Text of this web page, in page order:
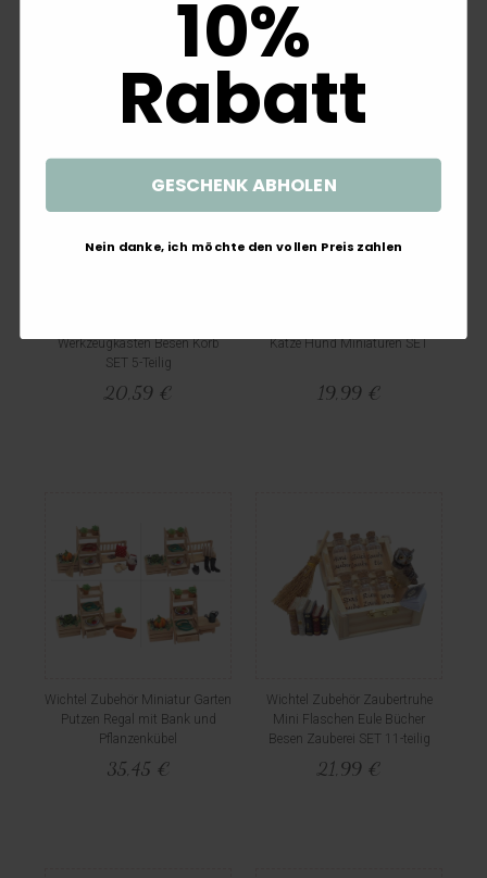
Werkzeugkasten Besen Korb
SET 5-Teilig
20,59 €
Katze Hund Miniaturen SET
19,99 €
Wichtel Zubehör Miniatur Garten
Putzen Regal mit Bank und
Pflanzenkübel
35,45 €
Wichtel Zubehör Zaubertruhe
Mini Flaschen Eule Bücher
Besen Zauberei SET 11-teilig
21,99 €
10%
Rabatt
GESCHENK ABHOLEN
Nein danke, ich möchte den vollen Preis zahlen